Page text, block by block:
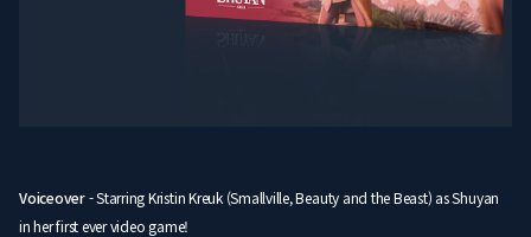
Voiceover- Starring Kristin Kreuk (Smallville, Beauty and the Beast) as Shuyan
in her first ever video game!